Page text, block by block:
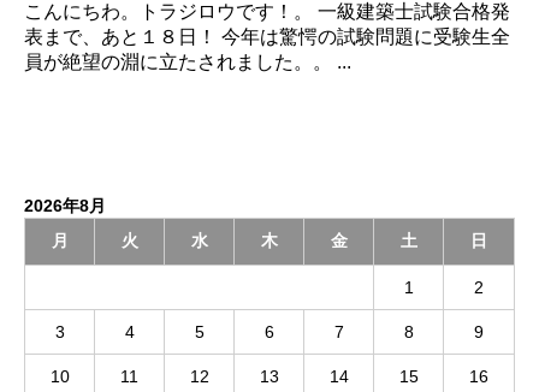
こんにちわ。トラジロウです！。 一級建築士試験合格発
表まで、あと１８日！ 今年は驚愕の試験問題に受験生全
員が絶望の淵に立たされました。。 ...
2026年8月
月
火 水 木 金 土 日
1 2
3 4 5 6 7 8 9
10 11 12 13 14 15 16